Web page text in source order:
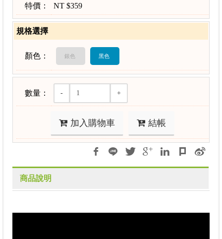
特價： NT $359
規格選擇
顏色： 銀色 黑色
數量： - +
加入購物車 結帳
商品說明